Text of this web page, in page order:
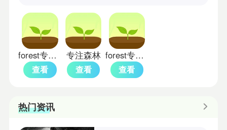
forest专注森林旧版本
查看
专注森林
查看
forest专注森林专业版
查看
热门资讯